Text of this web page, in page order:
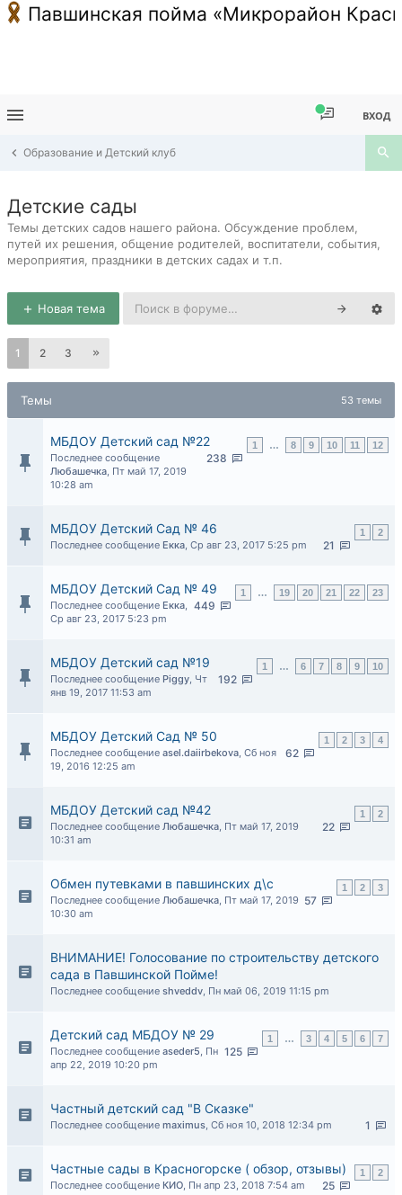
Павшинская пойма «Микрорайон
ВХОД
Образование и Детский клуб
Детские сады
Темы детских садов нашего района. Обсуждение проблем,
путей их решения, общение родителей, воспитатели, события,
мероприятия, праздники в детских садах и т.п.
Новая тема
1 2 3
Темы 53 темы
МБДОУ Детский сад №22 1 … 8 9 10 11 12
238
Последнее сообщение
Любашечка, Пт май 17, 2019
10:28 am
МБДОУ Детский Сад № 46 1 2
21
Последнее сообщение Екка, Ср авг 23, 2017 5:25 pm
МБДОУ Детский Сад № 49 1 … 19 20 21 22 23
449
Последнее сообщение Екка,
Ср авг 23, 2017 5:23 pm
МБДОУ Детский сад №19 1 … 6 7 8 9 10
192
Последнее сообщение Piggy, Чт
янв 19, 2017 11:53 am
МБДОУ Детский Сад № 50 1 2 3 4
62
Последнее сообщение asel.daiirbekova, Сб ноя
19, 2016 12:25 am
МБДОУ Детский сад №42 1 2
22
Последнее сообщение Любашечка, Пт май 17, 2019
10:31 am
Обмен путевками в павшинских д\с 1 2 3
57
Последнее сообщение Любашечка, Пт май 17, 2019
10:30 am
ВНИМАНИЕ! Голосование по строительству детского
сада в Павшинской Пойме!
Последнее сообщение shveddv, Пн май 06, 2019 11:15 pm
Детский сад МБДОУ № 29 1 … 3 4 5 6 7
125
Последнее сообщение aseder5, Пн
апр 22, 2019 10:20 pm
Частный детский сад "В Сказке"
1
Последнее сообщение maximus, Сб ноя 10, 2018 12:34 pm
Частные сады в Красногорске ( обзор, отзывы) 1 2
25
Последнее сообщение КИО, Пн апр 23, 2018 7:54 am